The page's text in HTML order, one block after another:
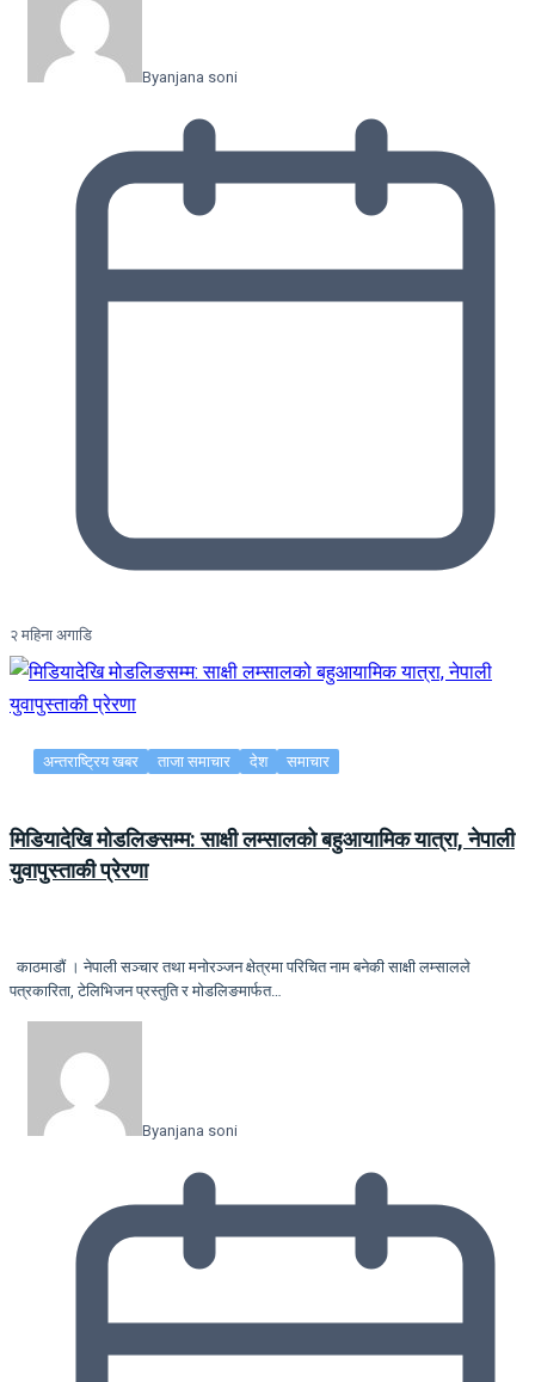
Byanjana soni
२ महिना अगाडि
अन्तराष्ट्रिय खबर ताजा समाचार देश समाचार
मिडियादेखि मोडलिङसम्म: साक्षी लम्सालको बहुआयामिक यात्रा, नेपाली
युवापुस्ताकी प्रेरणा
काठमाडौं । नेपाली सञ्चार तथा मनोरञ्जन क्षेत्रमा परिचित नाम बनेकी साक्षी लम्सालले
पत्रकारिता, टेलिभिजन प्रस्तुति र मोडलिङमार्फत…
Byanjana soni